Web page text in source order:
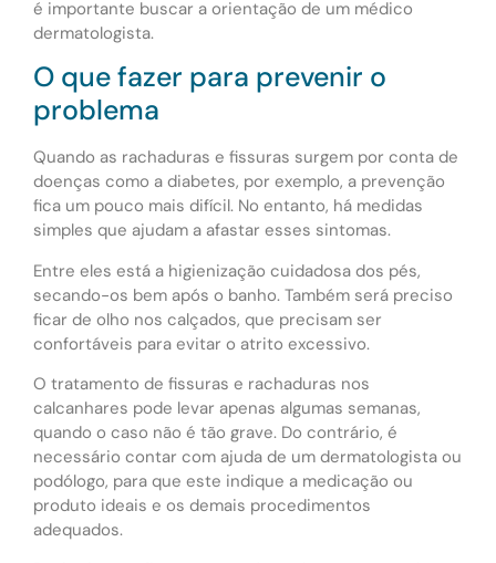
é importante buscar a orientação de um médico
dermatologista.
O que fazer para prevenir o
problema
Quando as rachaduras e fissuras surgem por conta de
doenças como a diabetes, por exemplo, a prevenção
fica um pouco mais difícil. No entanto, há medidas
simples que ajudam a afastar esses sintomas.
Entre eles está a higienização cuidadosa dos pés,
secando-os bem após o banho. Também será preciso
ficar de olho nos calçados, que precisam ser
confortáveis para evitar o atrito excessivo.
O tratamento de fissuras e rachaduras nos
calcanhares pode levar apenas algumas semanas,
quando o caso não é tão grave. Do contrário, é
necessário contar com ajuda de um dermatologista ou
podólogo, para que este indique a medicação ou
produto ideais e os demais procedimentos
adequados.